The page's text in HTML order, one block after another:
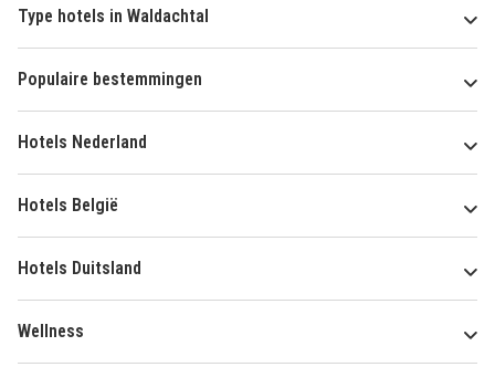
Type hotels in Waldachtal
Populaire bestemmingen
Hotels Nederland
Hotels België
Hotels Duitsland
Wellness